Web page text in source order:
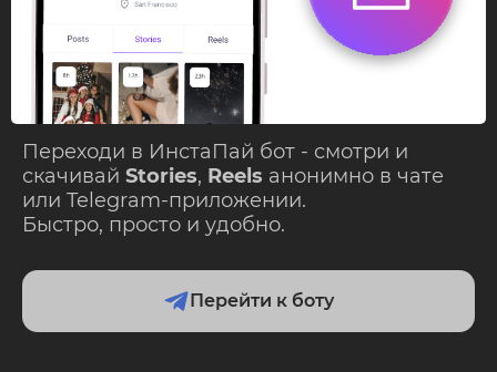
Смотри Stories и
скачивай Reels без
ограничений!
Переходи в ИнстаПай бот - смотри и
скачивай Stories, Reels анонимно в чате
или Telegram-приложении.
Быстро, просто и удобно.
Перейти к боту